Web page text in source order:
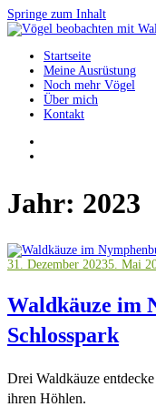
Springe zum Inhalt
VögelStartseite
Meine Ausrüstung
Noch mehr Vögel
Über mich
Kontakt
Jahr: 2023
31. Dezember 20235. Mai
Waldkäuze im
Schlosspark
Drei Waldkäuze
ihren Höhlen.